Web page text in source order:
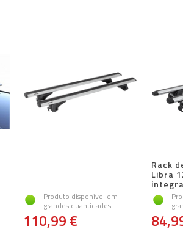
Produto disponível em
grandes quantidades
110,99 €
Rack
Libra